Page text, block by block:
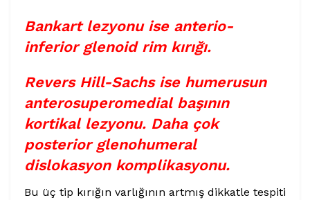
Bankart lezyonu ise anterio-
inferior glenoid rim kırığı.
Revers Hill-Sachs ise humerusun
anterosuperomedial başının
kortikal lezyonu. Daha çok
posterior glenohumeral
dislokasyon komplikasyonu.
Bu üç tip kırığın varlığının artmış dikkatle tespiti